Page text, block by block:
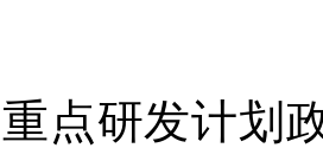
点研发计划